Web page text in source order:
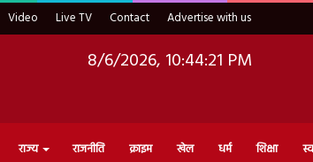
Video Live TV Contact Advertise with us
8/6/2026, 10:44:22 PM
राज्य राजनीति क्राइम खेल धर्म शिक्षा